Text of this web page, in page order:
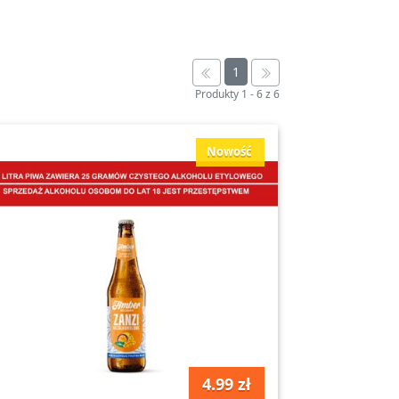
które idealnie sprawdzą się zarówno
producentów, co
jak i tradycyjnych polskich piw
sprawdzą się jako alternatywa dla
z różnych regionów świata,
trunków, koniecznie zajrzyj do sekcji
fani wódek mogą wybierać spośród
z alkoholami mocnymi, które będą
1
Produkty 1 -6z 6
Nowość
4.99 zł